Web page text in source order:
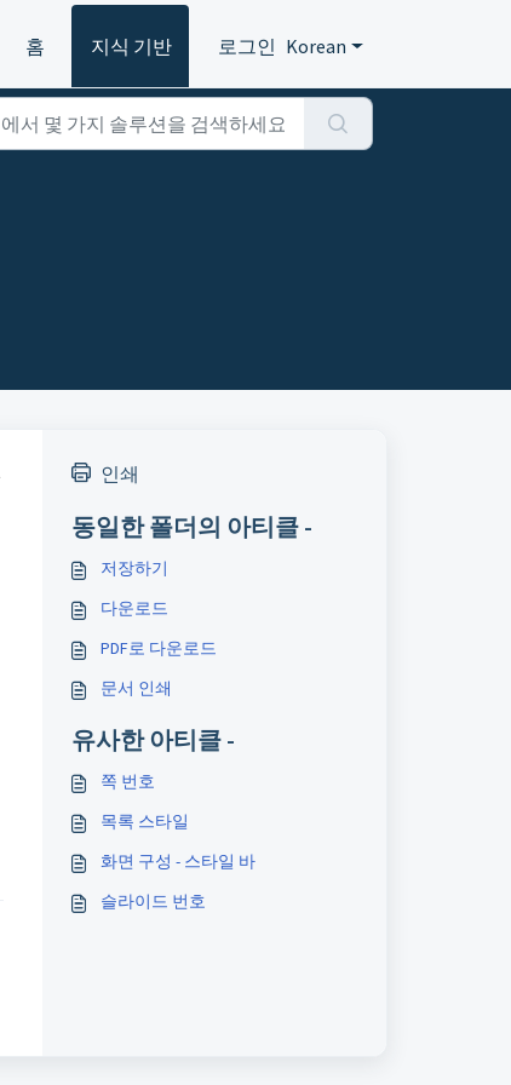
홈 지식 기반 로그인 Korean
인쇄
동일한 폴더의 아티클 -
저장하기
다운로드
PDF로 다운로드
문서 인쇄
유사한 아티클 -
쪽 번호
목록 스타일
화면 구성 - 스타일 바
슬라이드 번호